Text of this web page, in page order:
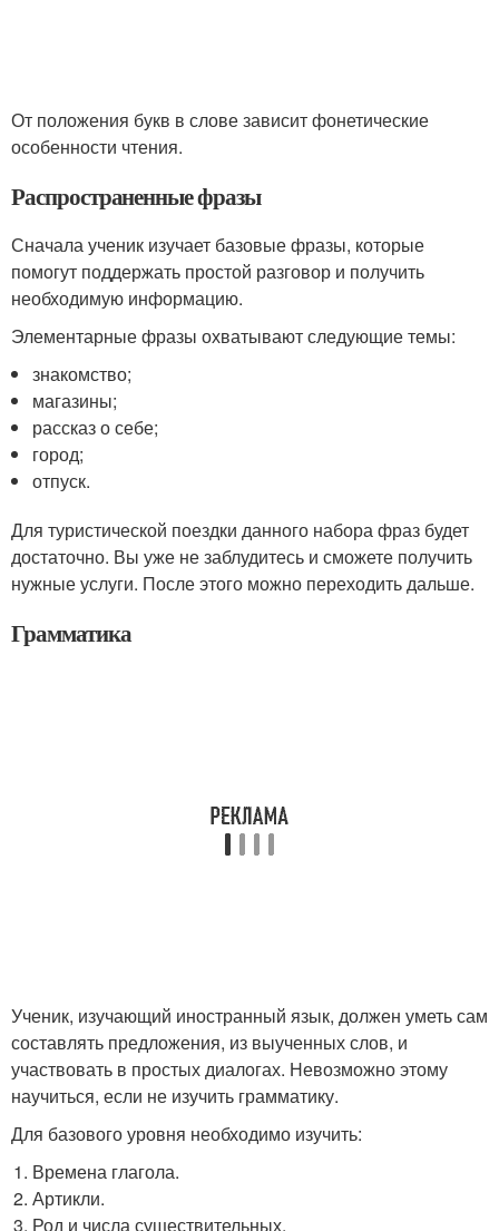
От положения букв в слове зависит фонетические
особенности чтения.
Распространенные фразы
Сначала ученик изучает базовые фразы, которые
помогут поддержать простой разговор и получить
необходимую информацию.
Элементарные фразы охватывают следующие темы:
знакомство;
магазины;
рассказ о себе;
город;
отпуск.
Для туристической поездки данного набора фраз будет
достаточно. Вы уже не заблудитесь и сможете получить
нужные услуги. После этого можно переходить дальше.
Грамматика
Ученик, изучающий иностранный язык, должен уметь сам
составлять предложения, из выученных слов, и
участвовать в простых диалогах. Невозможно этому
научиться, если не изучить грамматику.
Для базового уровня необходимо изучить:
Времена глагола.
Артикли.
Род и числа существительных.